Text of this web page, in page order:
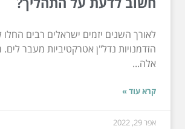
לאורך השנים יזמים ישראלים רבים
הזדמנויות נדל"ן אטרקטיביות מעבר לים.
אלה...
קרא עוד »
אפר 29, 2022